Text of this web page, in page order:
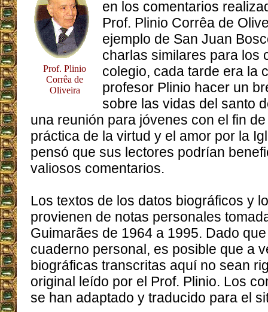
Prof. Plinio
Corrêa de
Oliveira
en los comentarios
Prof. Plinio Corrêa de
ejemplo de San Juan
charlas similares para los
colegio, cada tarde era la
profesor Plinio hacer un
sobre las vidas del santo
una reunión para jóvenes con el fin
práctica de la virtud y el amor por la
pensó que sus lectores podrían
valiosos comentarios.
Los textos de los datos biográficos y
provienen de notas personales
Guimarães de 1964 a 1995. Dado
cuaderno personal, es posible que a
biográficas transcritas aquí no sean
original leído por el Prof. Plinio. Los
se han adaptado y traducido para el